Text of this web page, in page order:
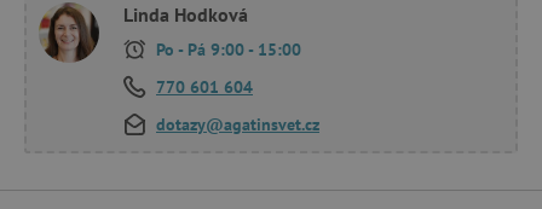
Linda Hodková
Po - Pá 9:00 - 15:00
770 601 604
dotazy@agatinsvet.cz